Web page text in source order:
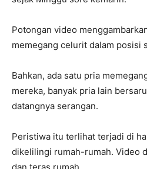
Potongan video
memegang celurit dalam posisi
Bahkan, ada satu pria
mereka, banyak pria lain
datangnya serangan.
Peristiwa itu terlihat terjadi di
dikelilingi rumah-rumah. Video